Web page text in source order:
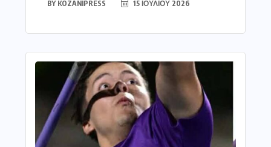
BY KOZANIPRESS 15 ΙΟΥΛΊΟΥ 2026